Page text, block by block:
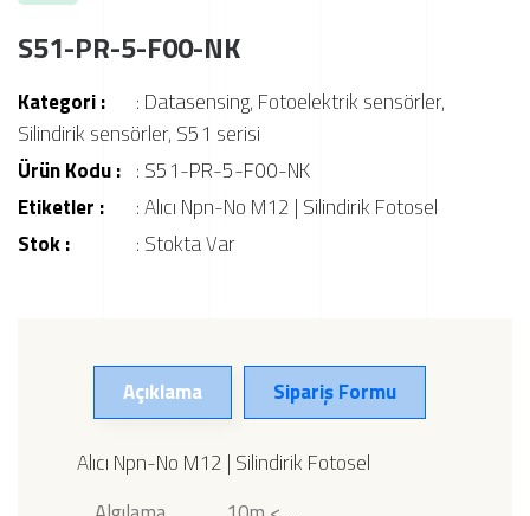
S51-PR-5-F00-NK
Kategori : : Datasensing, Fotoelektrik sensörler,
Silindirik sensörler, S51 serisi
Ürün Kodu : : S51-PR-5-F00-NK
Etiketler :
:Alıcı Npn-No M12 | Silindirik Fotosel
Stok :
: Stokta Var
Açıklama Sipariş Formu
Alıcı Npn-No M12 | Silindirik Fotosel